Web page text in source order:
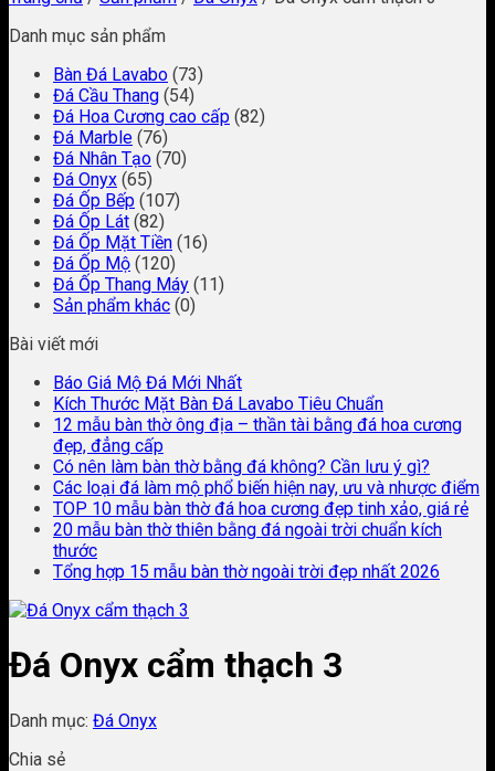
Danh mục sản phẩm
Bàn Đá Lavabo (73)
Đá Cầu Thang (54)
Đá Hoa Cương cao cấp (82)
Đá Marble (76)
Đá Nhân Tạo (70)
Đá Onyx (65)
Đá Ốp Bếp (107)
Đá Ốp Lát (82)
Đá Ốp Mặt Tiền (16)
Đá Ốp Mộ (120)
Đá Ốp Thang Máy (11)
Sản phẩm khác (0)
Bài viết mới
Báo Giá Mộ Đá Mới Nhất
Kích Thước Mặt Bàn Đá Lavabo Tiêu Chuẩn
12 mẫu bàn thờ ông địa – thần tài bằng đá hoa cương
đẹp, đẳng cấp
Có nên làm bàn thờ bằng đá không? Cần lưu ý gì?
Các loại đá làm mộ phổ biến hiện nay, ưu và nhược điểm
TOP 10 mẫu bàn thờ đá hoa cương đẹp tinh xảo, giá rẻ
20 mẫu bàn thờ thiên bằng đá ngoài trời chuẩn kích
thước
Tổng hợp 15 mẫu bàn thờ ngoài trời đẹp nhất 2026
Đá Onyx cẩm thạch 3
Danh mục: Đá Onyx
Chia sẻ